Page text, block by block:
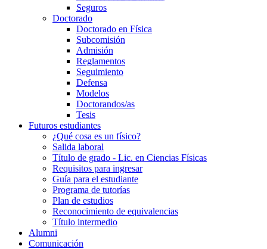
Seguros
Doctorado
Doctorado en Física
Subcomisión
Admisión
Reglamentos
Seguimiento
Defensa
Modelos
Doctorandos/as
Tesis
Futuros estudiantes
¿Qué cosa es un físico?
Salida laboral
Título de grado - Lic. en Ciencias Físicas
Requisitos para ingresar
Guía para el estudiante
Programa de tutorías
Plan de estudios
Reconocimiento de equivalencias
Título intermedio
Alumni
Comunicación